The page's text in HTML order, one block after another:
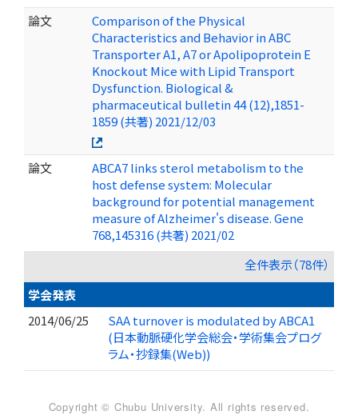
論文
Comparison of the Physical
Characteristics and Behavior in ABC
Transporter A1, A7 or Apolipoprotein E
Knockout Mice with Lipid Transport
Dysfunction. Biological &
pharmaceutical bulletin 44 (12),1851-
1859 (共著) 2021/12/03
論文
ABCA7 links sterol metabolism to the
host defense system: Molecular
background for potential management
measure of Alzheimer's disease. Gene
768,145316 (共著) 2021/02
全件表示（78件）
学会発表
2014/06/25
SAA turnover is modulated by ABCA1
(日本動脈硬化学会総会・学術集会プログ
ラム・抄録集(Web))
Copyright © Chubu University. All rights reserved.